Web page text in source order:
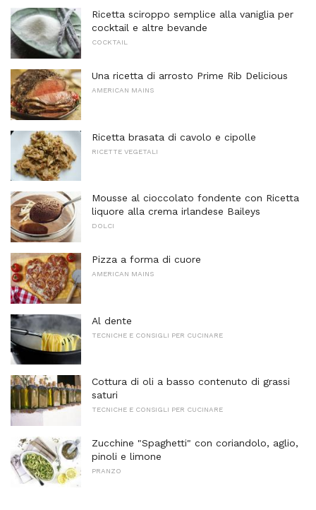
Ricetta sciroppo semplice alla vaniglia per
cocktail e altre bevande
COCKTAIL
Una ricetta di arrosto Prime Rib Delicious
AMERICAN MAINS
Ricetta brasata di cavolo e cipolle
RICETTE VEGETALI
Mousse al cioccolato fondente con Ricetta
liquore alla crema irlandese Baileys
DOLCI
Pizza a forma di cuore
AMERICAN MAINS
Al dente
TECNICHE E CONSIGLI PER CUCINARE
Cottura di oli a basso contenuto di grassi
saturi
TECNICHE E CONSIGLI PER CUCINARE
Zucchine "Spaghetti" con coriandolo, aglio,
pinoli e limone
PRANZO